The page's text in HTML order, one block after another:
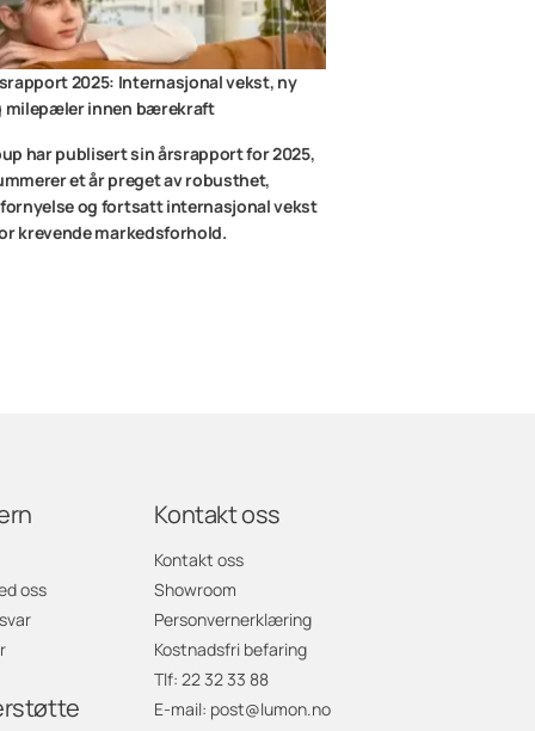
2025: Internasjonal vekst, ny
milepæler innen bærekraft
har publisert sin årsrapport for 2025,
et år preget av robusthet,
og fortsatt internasjonal vekst
krevende markedsforhold.
oss
Kontakt oss
Kontakt oss
Showroom
Personvernerklæring
Kostnadsfri befaring
Tlf: 22 32 33 88
E-mail: post@lumon.no